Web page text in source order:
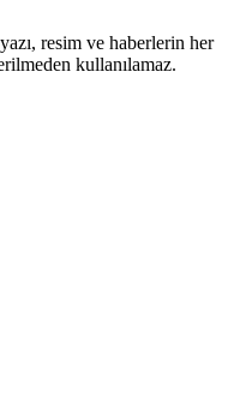
resim ve haberlerin her
kullanılamaz.